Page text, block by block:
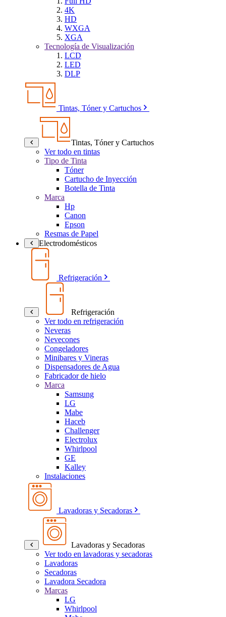
4K
HD
WXGA
XGA
Tecnología de Visualización
LCD
LED
DLP
Tintas, Tóner y Cartuchos
Tintas, Tóner y Cartuchos
Ver todo en tintas
Tipo de Tinta
Tóner
Cartucho de Inyección
Botella de Tinta
Marca
Hp
Canon
Epson
Resmas de Papel
Electrodomésticos
Refrigeración
Refrigeración
Ver todo en refrigeración
Neveras
Nevecones
Congeladores
Minibares y Vineras
Dispensadores de Agua
Fabricador de hielo
Marca
Samsung
LG
Mabe
Haceb
Challenger
Electrolux
Whirlpool
GE
Kalley
Instalaciones
Lavadoras y Secadoras
Lavadoras y Secadoras
Ver todo en lavadoras y secadoras
Lavadoras
Secadoras
Lavadora Secadora
Marcas
LG
Whirlpool